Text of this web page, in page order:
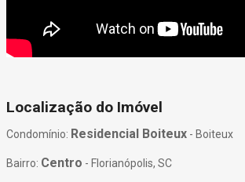
Localização do Imóvel
Condomínio: Residencial Boiteux - Boiteux
Bairro: Centro - Florianópolis, SC